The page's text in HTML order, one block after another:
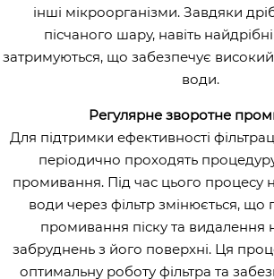
інші мікроорганізми. Завдяки
пісчаного шару, навіть
затримуються, що забезпечує
води.
Регулярне зворотне
Для підтримки ефективності
періодично проходять
промивання. Під час цього процесу
води через фільтр змінюється, що
промивання піску та видалення
забруднень з його поверхні. Ця
оптимальну роботу фільтра та